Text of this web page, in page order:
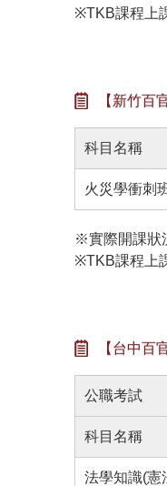
※TKB課程上
【新竹百
科目名稱
火災學衝刺
※實際開課狀
※TKB課程上
【台中百
公職考試
科目名稱
法學知識(憲